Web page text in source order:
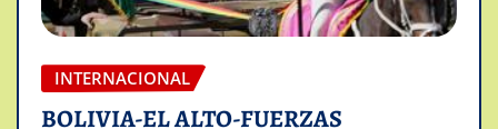
INTERNACIONAL
BOLIVIA-EL ALTO-FUERZAS